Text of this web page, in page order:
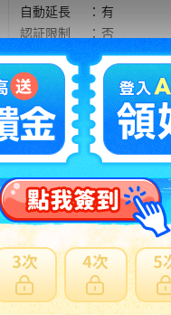
自動延長
： 有
認証限制
： 否
提前結束
：有
可否退貨
： 否
出價競標
問題商品反映流程